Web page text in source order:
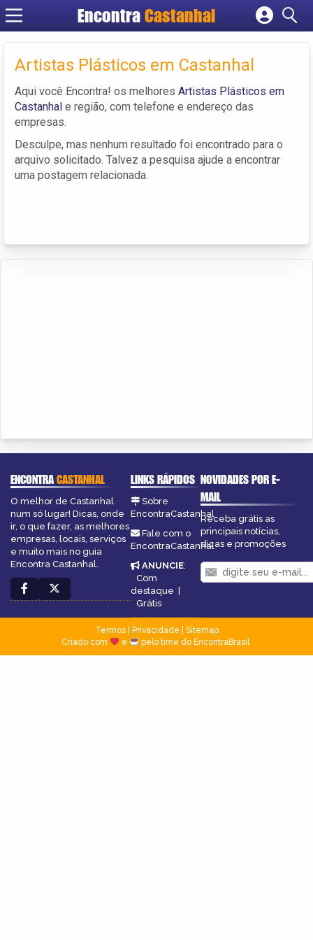
EncontraCastanhal
Cadastrar empresa
Criar conta
Artistas Plásticos em Castanhal
Aqui você Encontra! os melhores Artistas Plásticos em
Castanhal e região, com telefone e endereço das
empresas.
Desculpe, mas nenhum resultado foi encontrado para o
arquivo solicitado. Talvez a pesquisa ajude a encontrar
uma postagem relacionada.
ENCONTRACASTANHAL
O melhor de Castanhal
num só lugar! Dicas, onde
ir, o que fazer, as melhores
empresas, locais, serviços
e muito mais no guia
Encontra Castanhal.
LINKS RÁPIDOS
Sobre
EncontraCastanhal
Fale com o
EncontraCastanhal
ANUNCIE:
Com
destaque |
Grátis
NOVIDADES POR E-
MAIL
Receba grátis as
principais notícias,
dicas e promoções
Termos| Privacidade
Sitemap
Criado com
e pelo time do EncontraBrasil